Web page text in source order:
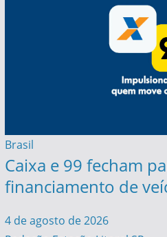
Brasil
Caixa e 99 fecham
financiamento de
4 de agosto de 2026